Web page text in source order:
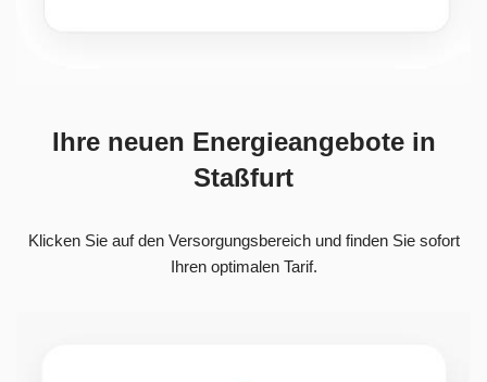
Ihre neuen Energieangebote in
Staßfurt
Klicken Sie auf den Versorgungsbereich und finden Sie sofort
Ihren optimalen Tarif.